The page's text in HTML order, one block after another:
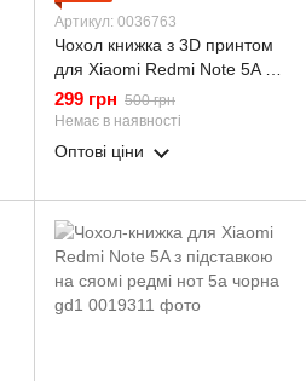
Артикул: 0036763
Чохол книжка з 3D принтом
для Xiaomi Redmi Note 5A з
екошкіри із підставкою та
магнитом чорна gd2
299 грн 500 грн
Немає в наявності
Оптові ціни